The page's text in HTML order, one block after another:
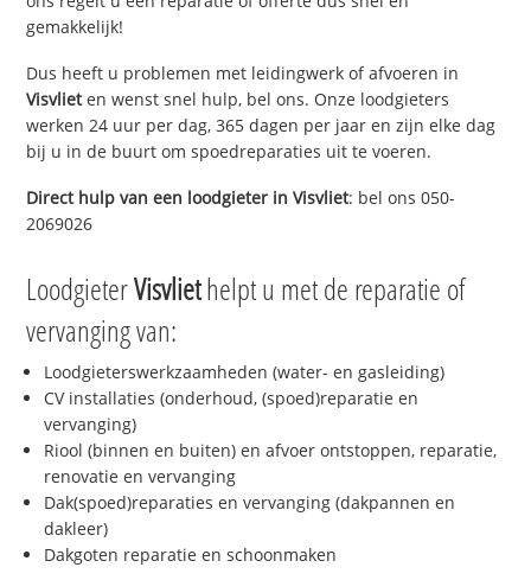
gemakkelijk!
Dus heeft u problemen met leidingwerk of afvoeren in
Visvlieten wenst snel hulp, bel ons. Onze loodgieters
werken 24 uur per dag, 365 dagen per jaar en zijn elke dag
bij u in de buurt om spoedreparaties uit te voeren.
Direct hulp van een loodgieter inVisvliet: bel ons 050-
2069026
LoodgieterVisvliethelpt u met de reparatie of
vervanging van:
Loodgieterswerkzaamheden (water- en gasleiding)
CV installaties (onderhoud, (spoed)reparatie en
vervanging)
Riool (binnen en buiten) en afvoer ontstoppen, reparatie,
renovatie en vervanging
Dak(spoed)reparaties en vervanging (dakpannen en
dakleer)
Dakgoten reparatie en schoonmaken